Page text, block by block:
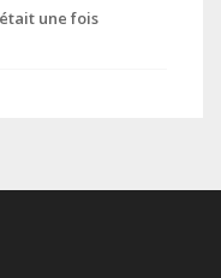
une fois